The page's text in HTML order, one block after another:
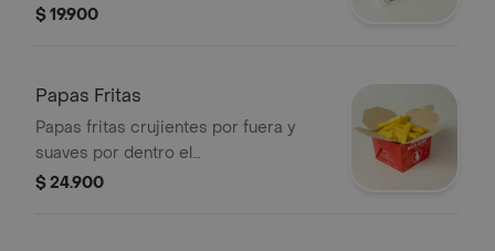
$ 19.900
Papas Fritas
Papas fritas crujientes por fuera y
suaves por dentro el
acompañamiento perfecto para
$ 24.900